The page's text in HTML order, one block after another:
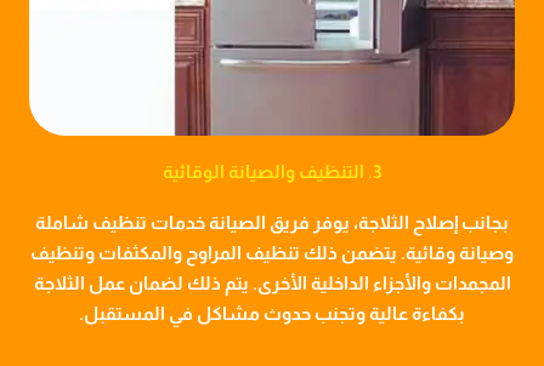
3. التنظيف والصيانة الوقائية
بجانب إصلاح الثلاجة، يوفر فريق الصيانة خدمات تنظيف شاملة
وصيانة وقائية. يتضمن ذلك تنظيف المراوح والمكثفات وتنظيف
المجمدات والأجزاء الداخلية الأخرى. يتم ذلك لضمان عمل الثلاجة
بكفاءة عالية وتجنب حدوث مشاكل في المستقبل.